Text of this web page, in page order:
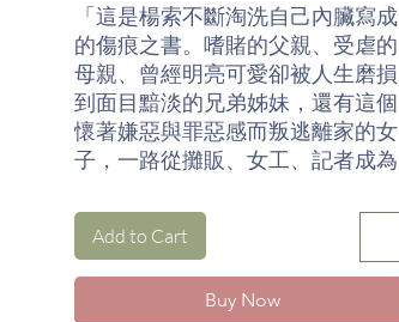
「這是楊索不斷淘洗自己內臟寫成
的傷痕之書。嗜賭的父親、受虐的
母親、曾經明亮可愛卻被人生磨損
到面目黯淡的兄弟姊妹，還有這個
懷著嫌惡與罪惡感而叛逃離家的女
子，一路從攤販、女工、記者成為
的暴力與憤怒，原生家庭的傷害支
配了一整家子的命運。
楊索以誠懇平實的方式一一寫下家
Add to Cart
Buy Now